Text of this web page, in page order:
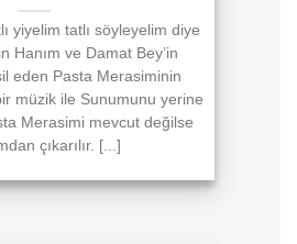
yiyelim tatlı söyleyelim diye
Hanım ve Damat Bey’in
eden Pasta Merasiminin
müzik ile Sunumunu yerine
Merasimi mevcut değilse
çıkarılır. [...]